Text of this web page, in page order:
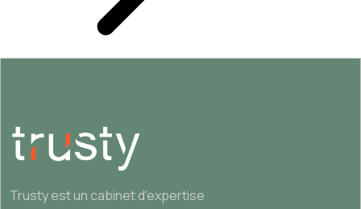
Trusty est un cabinet d'expertise